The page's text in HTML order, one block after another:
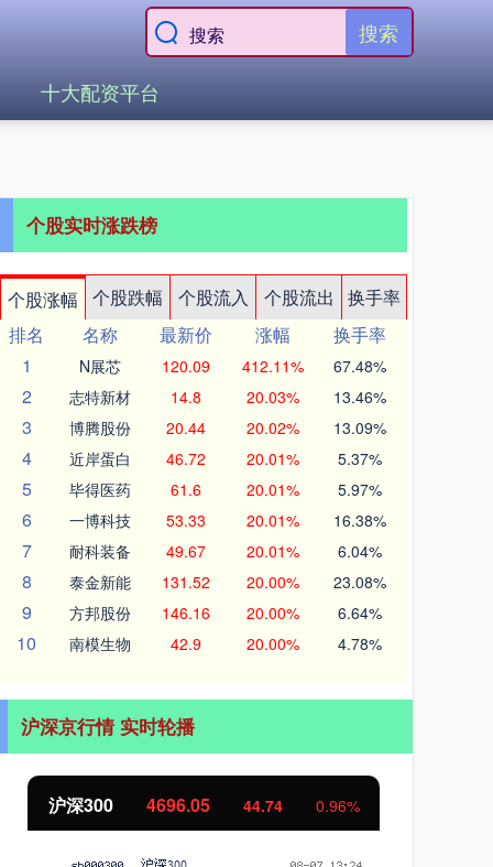
搜索
十大配资平台
个股实时涨跌榜
个股涨幅 个股跌幅 个股流入 个股流出
换手率
排名
名称 最新价 涨幅
换手率
1
N展芯 120.09 412.11% 67.48%
2 志特新材 14.8 20.03% 13.46%
3 博腾股份 20.44 20.02% 13.09%
4 近岸蛋白 46.72 20.01% 5.37%
5 毕得医药 61.6 20.01% 5.97%
6 一博科技 53.33 20.01% 16.38%
7 耐科装备 49.67 20.01% 6.04%
8 泰金新能 131.52 20.00% 23.08%
9 方邦股份 146.16 20.00% 6.64%
10 南模生物 42.9 20.00% 4.78%
沪深京行情 实时轮播
0.96% 北证50 1131.44